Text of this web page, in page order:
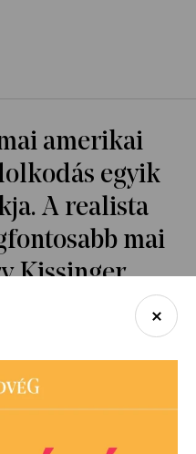
amerikai
egyik
A realista
mai
Kissinger
realizmus
tizenöt év
az